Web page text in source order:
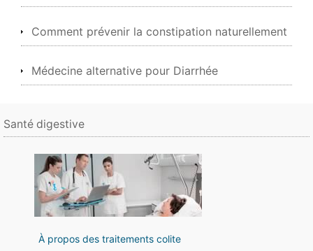
Comment prévenir la constipation naturellement
Médecine alternative pour Diarrhée
Santé digestive
À propos des traitements colite